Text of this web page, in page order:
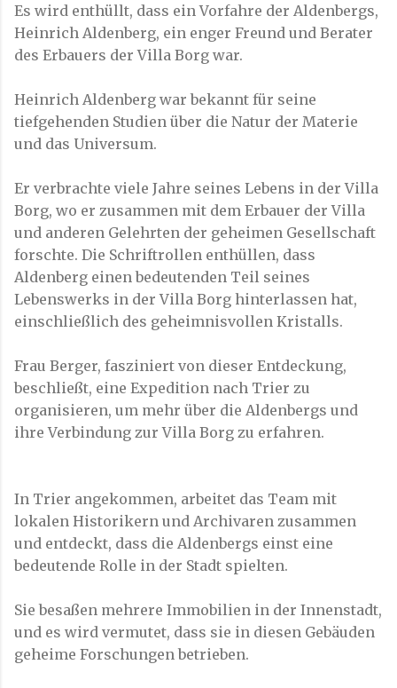
Es wird enthüllt, dass ein Vorfahre der Aldenbergs,
Heinrich Aldenberg, ein enger Freund und Berater
des Erbauers der Villa Borg war.
Heinrich Aldenberg war bekannt für seine
tiefgehenden Studien über die Natur der Materie
und das Universum.
Er verbrachte viele Jahre seines Lebens in der Villa
Borg, wo er zusammen mit dem Erbauer der Villa
und anderen Gelehrten der geheimen Gesellschaft
forschte. Die Schriftrollen enthüllen, dass
Aldenberg einen bedeutenden Teil seines
Lebenswerks in der Villa Borg hinterlassen hat,
einschließlich des geheimnisvollen Kristalls.
Frau Berger, fasziniert von dieser Entdeckung,
beschließt, eine Expedition nach Trier zu
organisieren, um mehr über die Aldenbergs und
ihre Verbindung zur Villa Borg zu erfahren.
In Trier angekommen, arbeitet das Team mit
lokalen Historikern und Archivaren zusammen
und entdeckt, dass die Aldenbergs einst eine
bedeutende Rolle in der Stadt spielten.
Sie besaßen mehrere Immobilien in der Innenstadt,
und es wird vermutet, dass sie in diesen Gebäuden
geheime Forschungen betrieben.